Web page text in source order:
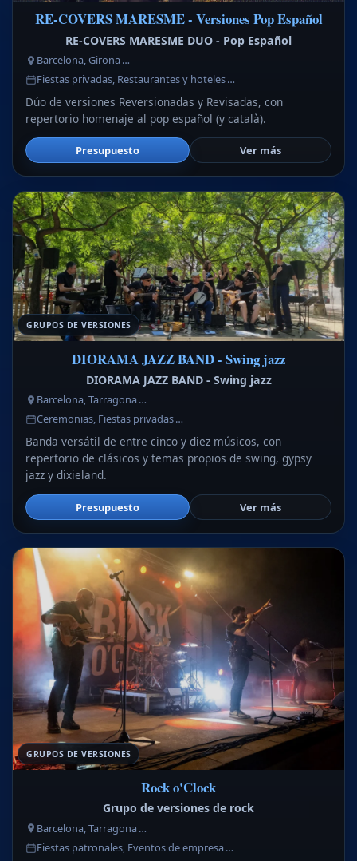
RE-COVERS MARESME - Versiones Pop Español
RE-COVERS MARESME DUO - Pop Español
Barcelona, Girona …
Fiestas privadas, Restaurantes y hoteles …
Dúo de versiones Reversionadas y Revisadas, con
repertorio homenaje al pop español (y català).
Presupuesto Ver más
GRUPOS DE VERSIONES
DIORAMA JAZZ BAND - Swing jazz
DIORAMA JAZZ BAND - Swing jazz
Barcelona, Tarragona …
Ceremonias, Fiestas privadas …
Banda versátil de entre cinco y diez músicos, con
repertorio de clásicos y temas propios de swing, gypsy
jazz y dixieland.
Presupuesto Ver más
GRUPOS DE VERSIONES
Rock o'Clock
Grupo de versiones de rock
Barcelona, Tarragona …
Fiestas patronales, Eventos de empresa …